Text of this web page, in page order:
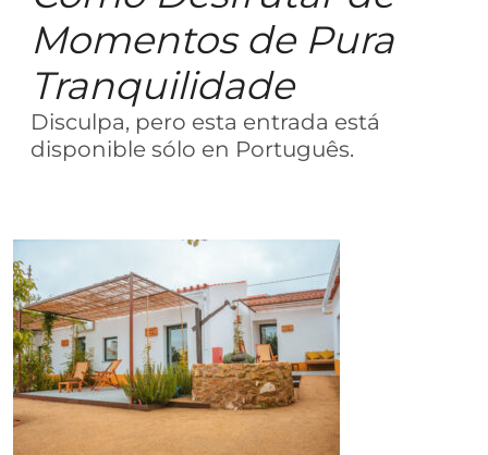
Momentos de Pura
Tranquilidade
Disculpa, pero esta entrada está
disponible sólo en Português.